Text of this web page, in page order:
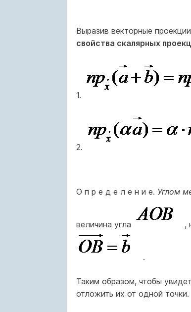
Выразив векторные
свойства скалярных
1.
2.
О п р е д е л е н и е. Углом
величина угла ,
.
Таким образом, чтобы
отложить их от одной точки.